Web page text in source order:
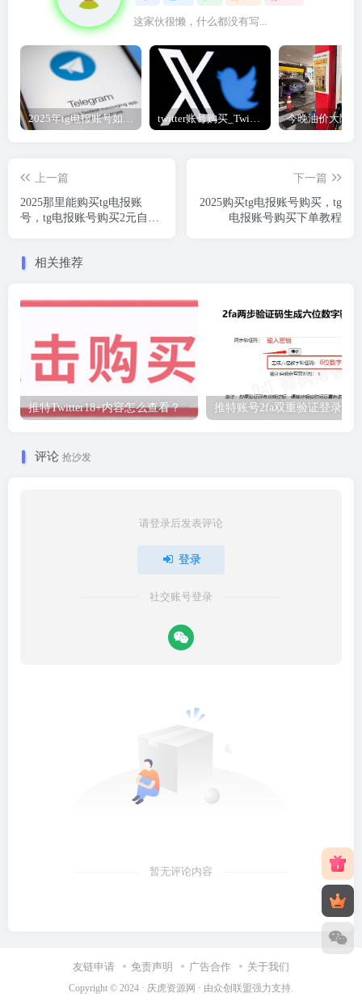
这家伙很懒，什么都没有写...
2025年tg电报账号如何购买，tg纸飞机成品帐号2元自动发货 twitter账号购买_Twitter账号购买平台-推特直登号购买商城
上一篇
2025那里能购买tg电报账
号，tg电报账号购买2元自助
下一篇
2025购买tg电报账号购买，tg
电报账号购买下单教程
相关推荐
推特Twitter18+内容怎么查看？ 推特账号2fa双重验证登录教
评论 抢沙发
请登录后发表评论
登录
社交账号登录
暂无评论内容
友链申请 免责声明 广告合作 关于我们
Copyright © 2024 · 庆虎资源网 · 由众创联盟强力支持.